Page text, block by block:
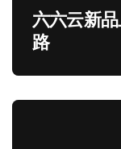
六六云新
路